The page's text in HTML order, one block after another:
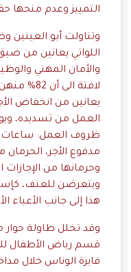
التمييز وعدم منحها
وتناولت أبو العينين
اللواتي يعانين من
والأمان المهني
لافتة
يعانين من انخفاض
العمل من تسديده،
ظروف العمل: ساعات
مدفوع الأجر،
وحرمانها من الإجازات
ويتعرضن للعنف،
هذا إلى جانب الأعباء
وقد تخلل طاولة
قسم رياض الأطفال
فايزة الوناس خلال